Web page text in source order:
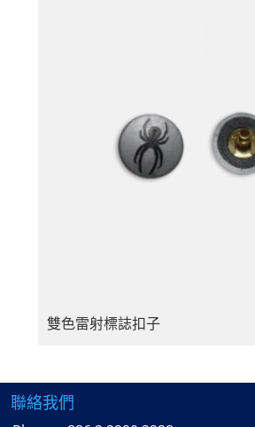
雙色雷射標誌扣子
聯絡我們